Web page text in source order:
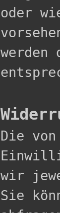
oder
werden
Die
wir
Sie